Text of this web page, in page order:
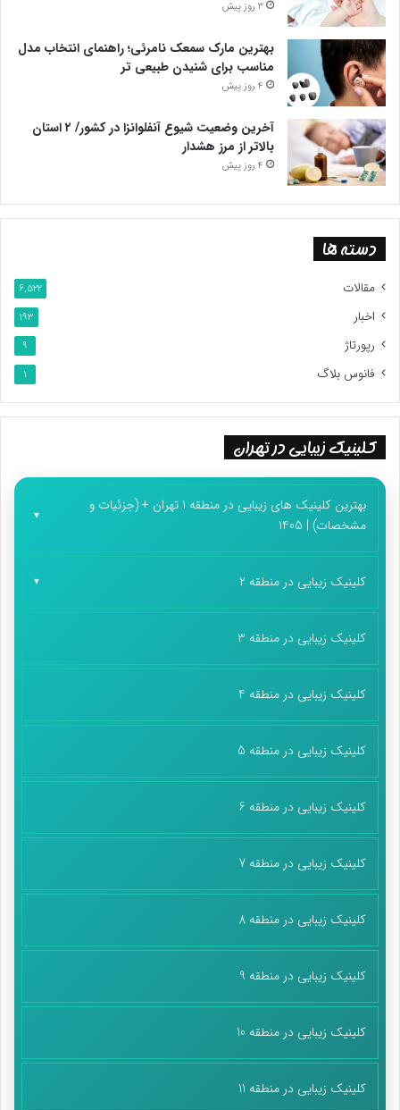
3 روز پیش
بهترین مارک سمعک نامرئی؛ راهنمای انتخاب مدل
مناسب برای شنیدن طبیعی تر
4 روز پیش
آخرین وضعیت شیوع آنفلوانزا در کشور/ ۲ استان
بالاتر از مرز هشدار
4 روز پیش
دسته ها
مقالات 6,522
اخبار 193
رپورتاژ 9
فانوس بلاگ 1
کلینیک زیبایی در تهران
بهترین کلینیک های زیبایی در منطقه 1 تهران + (جزئیات و
مشخصات) | 1405
کلینیک زیبایی در منطقه 2
کلینیک زیبایی در منطقه 3
کلینیک زیبایی در منطقه 4
کلینیک زیبایی در منطقه 5
کلینیک زیبایی در منطقه 6
کلینیک زیبایی در منطقه 7
کلینیک زیبایی در منطقه 8
کلینیک زیبایی در منطقه 9
کلینیک زیبایی در منطقه 10
کلینیک زیبایی در منطقه 11